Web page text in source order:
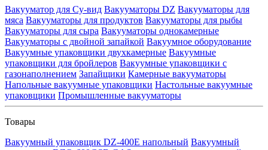
Вакууматор для Су-вид Вакууматоры DZ Вакууматоры для
мяса Вакууматоры для продуктов Вакууматоры для рыбы
Вакууматоры для сыра Вакууматоры однокамерные
Вакууматоры с двойной запайкой Вакуумное оборудование
Вакуумные упаковщики двухкамерные Вакуумные
упаковщики для бройлеров Вакуумные упаковщики с
газонаполнением Запайщики Камерные вакууматоры
Напольные вакуумные упаковщики Настольные вакуумные
упаковщики Промышленные вакууматоры
Товары
Вакуумный упаковщик DZ-400E напольный Вакуумный